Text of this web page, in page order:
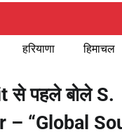
हरियाणा हिमाचल
से पहले बोले S.
– “Global